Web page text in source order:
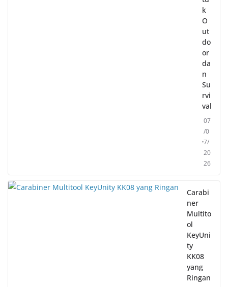
k
O
ut
do
or
da
n
Su
rvi
val
07
/0
7/
20
26
Carabi
ner
Multito
ol
KeyUni
ty
KK08
yang
Ringan